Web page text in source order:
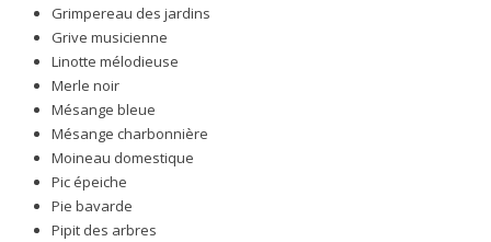
Grimpereau des jardins
Grive musicienne
Linotte mélodieuse
Merle noir
Mésange bleue
Mésange charbonnière
Moineau domestique
Pic épeiche
Pie bavarde
Pipit des arbres